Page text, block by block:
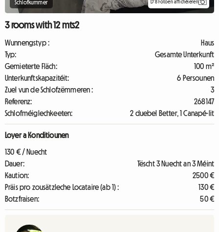
Schlofkummer D'8 Fotoen affichéieren
3 rooms with 12 mts2
Wunnengstyp :
Haus
Typ:
Gesamte Unterkunft
Gemieterte Fläch:
100 m²
Unterkunftskapazitéit:
6 Persounen
Zuel vun de Schlofzëmmeren :
3
Referenz:
268147
Schlofméiglechkeeten:
2 duebel Better, 1 Canapé-lit
Loyer a Konditiounen
130 € / Nuecht
Dauer:
Tëscht 3 Nuecht an 3 Méint
Kaution:
2500 €
Präis pro zousätzleche Locataire (ab 1) :
130 €
Botzfraisen:
50 €